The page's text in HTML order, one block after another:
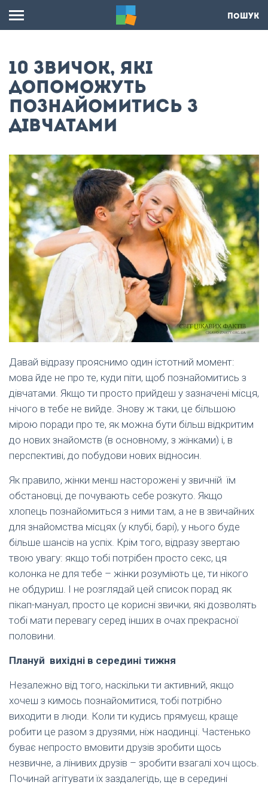
ПОШУК
10 звичок, які
допоможуть
познайомитись з
дівчатами
Давай відразу прояснимо один істотний момент:
мова йде не про те, куди піти, щоб познайомитись з
дівчатами. Якщо ти просто прийдеш у зазначені місця,
нічого в тебе не вийде. Знову ж таки, це більшою
мірою поради про те, як можна бути більш відкритим
до нових знайомств (в основному, з жінками) і, в
перспективі, до побудови нових відносин.
Як правило, жінки менш насторожені у звичній їм
обстановці, де почувають себе розкуто. Якщо
хлопець познайомиться з ними там, а не в звичайних
для знайомства місцях (у клубі, барі), у нього буде
більше шансів на успіх. Крім того, відразу звертаю
твою увагу: якщо тобі потрібен просто секс, ця
колонка не для тебе – жінки розуміють це, ти нікого
не обдуриш. І не розглядай цей список порад як
пікап-мануал, просто це корисні звички, які дозволять
тобі мати перевагу серед інших в очах прекрасної
половини.
Плануй вихідні в середині тижня
Незалежно від того, наскільки ти активний, якщо
хочеш з кимось познайомитися, тобі потрібно
виходити в люди. Коли ти кудись прямуєш, краще
робити це разом з друзями, ніж наодинці. Частенько
буває непросто вмовити друзів зробити щось
незвичне, а лінивих друзів – зробити взагалі хоч щось.
Починай агітувати їх заздалегідь, ще в середині